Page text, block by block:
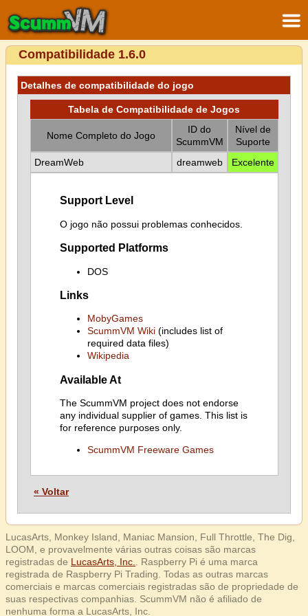
Compatibilidade 1.6.0
Detalhes de compatibilidade do jogo
Tabela de Compatibilidade de Jogos
Nome Completo do Jogo
ID do
ScummVM
Nível de
Suporte
DreamWeb
dreamweb Excelente
Support Level
O jogo não possui problemas conhecidos.
Supported Platforms
DOS
Links
MobyGames
ScummVM Wiki(includes list of
required data files)
Wikipedia
Available At
The ScummVM project does not endorse
any individual supplier of games. This list is
for reference purposes only.
ScummVM Freeware Games
« Voltar
LucasArts, Monkey Island, Maniac Mansion, Full Throttle, The Dig,
LOOM, e provavelmente várias outras coisas são marcas
registradas de LucasArts, Inc.
. Raspberry Pi é uma marca
registrada de Raspberry Pi Trading. Todas as outras marcas
comerciais e marcas comerciais registradas são de propriedade de
suas respectivas companhias. ScummVM não é afiliado de
nenhuma forma a LucasArts, Inc.